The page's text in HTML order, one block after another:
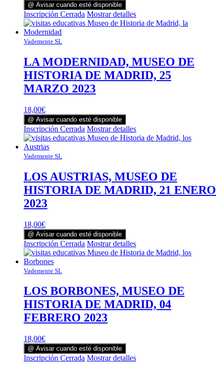
@ Avisar cuando esté disponible
Inscripción Cerrada Mostrar detalles
Vademente SL
LA MODERNIDAD, MUSEO DE
HISTORIA DE MADRID, 25
MARZO 2023
18,00€
@ Avisar cuando esté disponible
Inscripción Cerrada Mostrar detalles
Vademente SL
LOS AUSTRIAS, MUSEO DE
HISTORIA DE MADRID, 21 ENERO
2023
18,00€
@ Avisar cuando esté disponible
Inscripción Cerrada Mostrar detalles
Vademente SL
LOS BORBONES, MUSEO DE
HISTORIA DE MADRID, 04
FEBRERO 2023
18,00€
@ Avisar cuando esté disponible
Inscripción Cerrada Mostrar detalles